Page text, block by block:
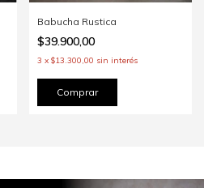
Babucha Rustica
$39.900,00
3 x $13.300,00 sin interés
Comprar